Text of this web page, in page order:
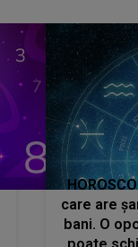
care are
bani. O